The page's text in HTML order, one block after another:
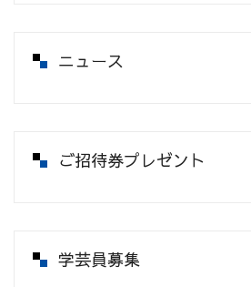
ニュース
ご招待券プレゼント
学芸員募集